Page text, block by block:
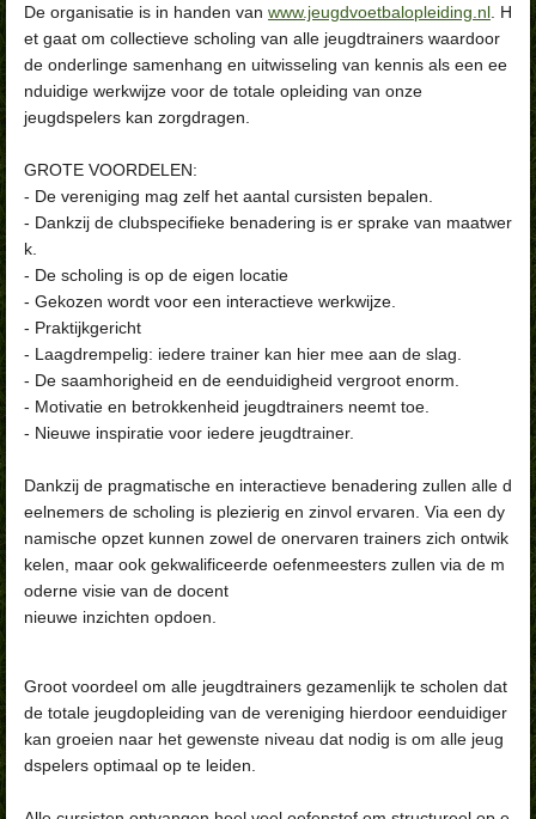
De organisatie is in handen van www.jeugdvoetbalopleiding.nl . H
et gaat om collectieve scholing van alle jeugdtrainers waardoor
de onderlinge samenhang en uitwisseling van kennis als een ee
nduidige werkwijze voor de totale opleiding van onze
jeugdspelers kan zorgdragen.
GROTE VOORDELEN:
- De vereniging mag zelf het aantal cursisten bepalen.
- Dankzij de clubspecifieke benadering is er sprake van maatwer
k.
- De scholing is op de eigen locatie
- Gekozen wordt voor een interactieve werkwijze.
- Praktijkgericht
- Laagdrempelig: iedere trainer kan hier mee aan de slag.
- De saamhorigheid en de eenduidigheid vergroot enorm.
- Motivatie en betrokkenheid jeugdtrainers neemt toe.
- Nieuwe inspiratie voor iedere jeugdtrainer.
Dankzij de pragmatische en interactieve benadering zullen alle d
eelnemers de scholing is plezierig en zinvol ervaren. Via een dy
namische opzet kunnen zowel de onervaren trainers zich ontwik
kelen, maar ook gekwalificeerde oefenmeesters zullen via de m
oderne visie van de docent
nieuwe inzichten opdoen.
Groot voordeel om alle jeugdtrainers gezamenlijk te scholen dat
de totale jeugdopleiding van de vereniging hierdoor eenduidiger
kan groeien naar het gewenste niveau dat nodig is om alle jeug
dspelers optimaal op te leiden.